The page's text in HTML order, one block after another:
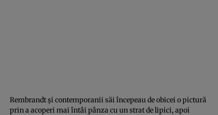
Rembrandt și contemporanii săi începeau de obicei o pictură
prin a acoperi mai întâi pânza cu un strat de lipici, apoi